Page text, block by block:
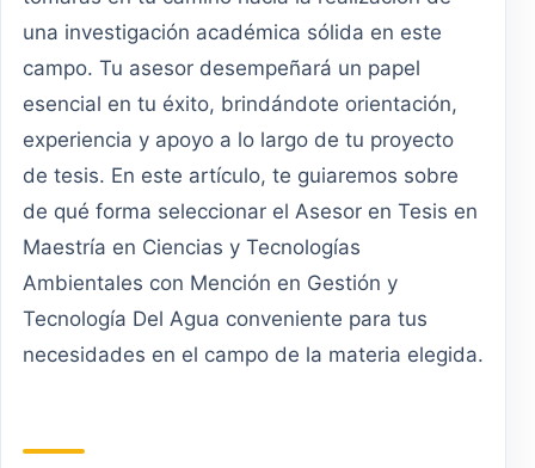
una investigación académica sólida en este
campo. Tu asesor desempeñará un papel
esencial en tu éxito, brindándote orientación,
experiencia y apoyo a lo largo de tu proyecto
de tesis. En este artículo, te guiaremos sobre
de qué forma seleccionar el Asesor en Tesis en
Maestría en Ciencias y Tecnologías
Ambientales con Mención en Gestión y
Tecnología Del Agua conveniente para tus
necesidades en el campo de la materia elegida.